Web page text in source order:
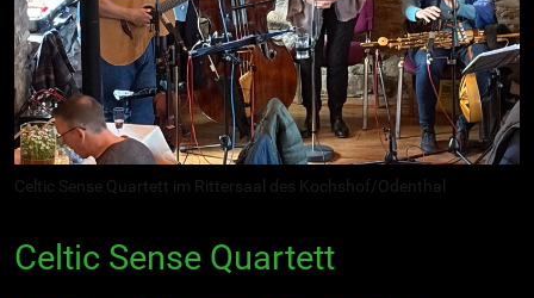
Celtic Sense Quartett im Rittersaal des Kochshof/Odenthal
Celtic Sense Quartett